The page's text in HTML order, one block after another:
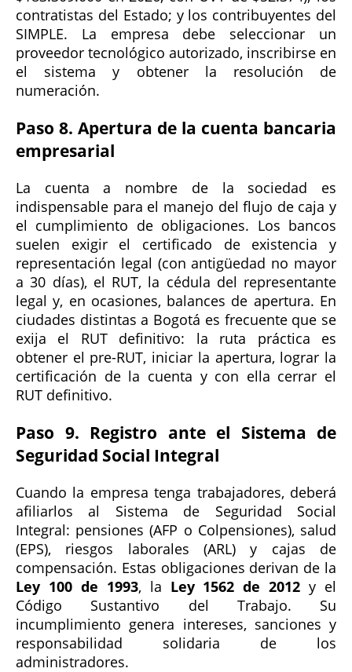
contratistas del Estado; y los contribuyentes del
SIMPLE. La empresa debe seleccionar un
proveedor tecnológico autorizado, inscribirse en
el sistema y obtener la resolución de
numeración.
Paso 8. Apertura de la cuenta bancaria
empresarial
La cuenta a nombre de la sociedad es
indispensable para el manejo del flujo de caja y
el cumplimiento de obligaciones. Los bancos
suelen exigir el certificado de existencia y
representación legal (con antigüedad no mayor
a 30 días), el RUT, la cédula del representante
legal y, en ocasiones, balances de apertura. En
ciudades distintas a Bogotá es frecuente que se
exija el RUT definitivo: la ruta práctica es
obtener el pre-RUT, iniciar la apertura, lograr la
certificación de la cuenta y con ella cerrar el
RUT definitivo.
Paso 9. Registro ante el Sistema de
Seguridad Social Integral
Cuando la empresa tenga trabajadores, deberá
afiliarlos al Sistema de Seguridad Social
Integral: pensiones (AFP o Colpensiones), salud
(EPS), riesgos laborales (ARL) y cajas de
compensación. Estas obligaciones derivan de la
Ley 100 de 1993, la Ley 1562 de 2012 y el
Código Sustantivo del Trabajo. Su
incumplimiento genera intereses, sanciones y
responsabilidad solidaria de los
administradores.